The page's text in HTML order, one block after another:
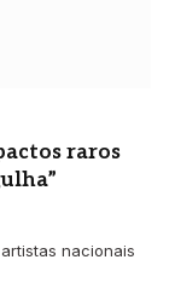
raros
nacionais